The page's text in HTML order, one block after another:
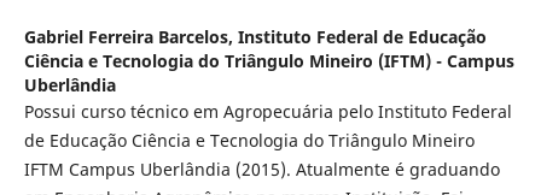
Gabriel Ferreira Barcelos, Instituto Federal de Educação
Ciência e Tecnologia do Triângulo Mineiro (IFTM) - Campus
Uberlândia
Possui curso técnico em Agropecuária pelo Instituto Federal
de Educação Ciência e Tecnologia do Triângulo Mineiro
IFTM Campus Uberlândia (2015). Atualmente é graduando